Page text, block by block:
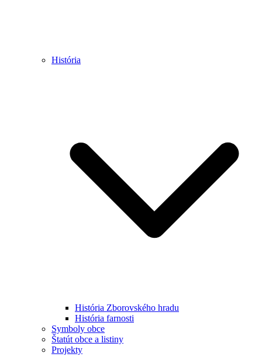
História
História Zborovského hradu
História farnosti
Symboly obce
Štatút obce a listiny
Projekty